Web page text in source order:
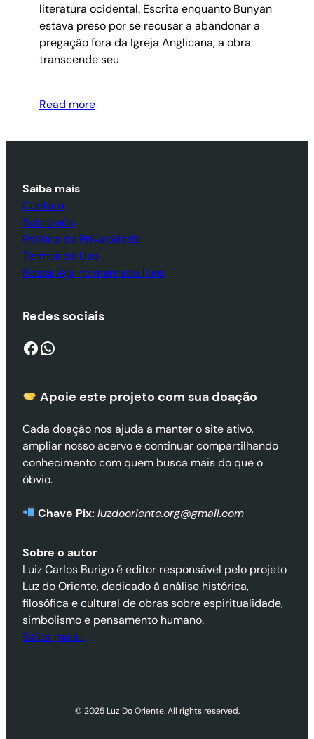
literatura ocidental. Escrita enquanto Bunyan
estava preso por se recusar a abandonar a
pregação fora da Igreja Anglicana, a obra
transcende seu
Read more
Saiba mais
Contato
Sobre nós
Política de Privacidade
Termos de Uso
Nossa loja no mercado livre
Redes sociais
Facebook WhatsApp
Apoie este projeto com sua doação
Cada doação nos ajuda a manter o site ativo,
ampliar nosso acervo e continuar compartilhando
conhecimento com quem busca mais do que o
óbvio.
Chave Pix: luzdooriente.org@gmail.com
Sobre o autor
Luiz Carlos Burigo é editor responsável pelo projeto
Luz do Oriente, dedicado à análise histórica,
filosófica e cultural de obras sobre espiritualidade,
simbolismo e pensamento humano.
Saiba mais…
© 2025 Luz Do Oriente. All rights reserved.